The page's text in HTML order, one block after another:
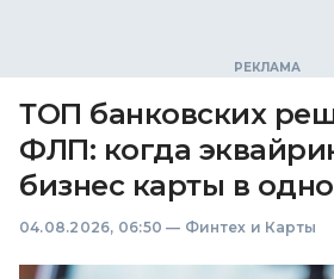
ТОП банковских
ФЛП: когда
бизнес карты в
04.08.2026, 06:50 — Финтех и Карты